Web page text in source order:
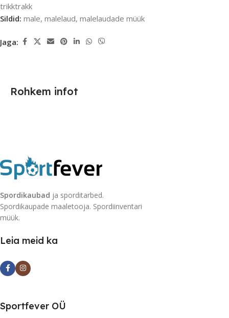
trikktrakk
Sildid: male, malelaud, malelaudade müük
Jaga:
Rohkem infot
Spordikaubad ja sporditarbed.
Spordikaupade maaletooja. Spordiinventari
müük.
Leia meid ka
Sportfever OÜ